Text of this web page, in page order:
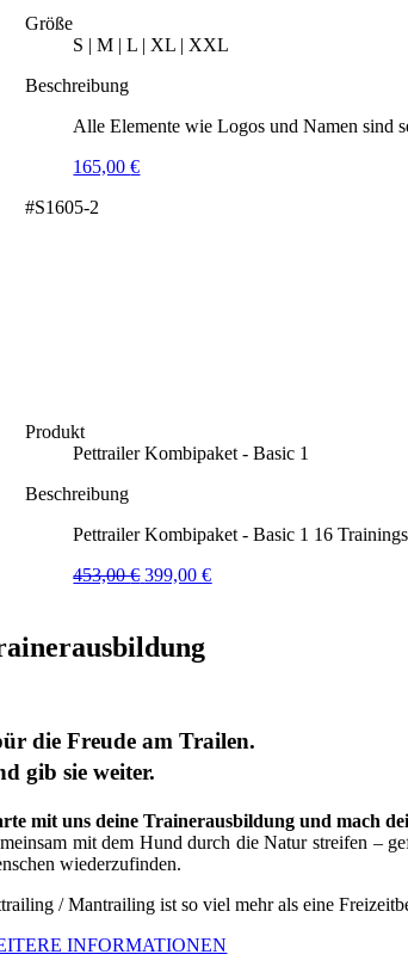
Größe
S | M | L | XL | XXL
Beschreibung
Alle Elemente wie Logos und Namen sind
165,00€
#S1605-2
Produkt
Pettrailer Kombipaket - Basic 1
Beschreibung
Pettrailer Kombipaket - Basic 1 16
453,00€ Ursprünglicher
453,00 €
399,00€Aktueller
die Freude am Trailen.
gib sie weiter.
mit uns deine Trainerausbildung und mach
mit dem Hund durch die Natur streifen –
wiederzufinden.
/ Mantrailing ist so viel mehr als eine
INFORMATIONEN